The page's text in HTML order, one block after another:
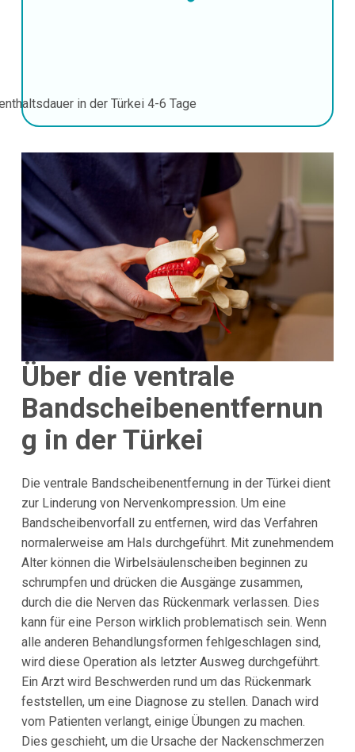
in der Türkei 4-6 Tage
Über die ventrale
Bandscheibenentfernun
g in der Türkei
Die ventrale Bandscheibenentfernung in der Türkei dient
zur Linderung von Nervenkompression. Um eine
Bandscheibenvorfall zu entfernen, wird das Verfahren
normalerweise am Hals durchgeführt. Mit zunehmendem
Alter können die Wirbelsäulenscheiben beginnen zu
schrumpfen und drücken die Ausgänge zusammen,
durch die die Nerven das Rückenmark verlassen. Dies
kann für eine Person wirklich problematisch sein. Wenn
alle anderen Behandlungsformen fehlgeschlagen sind,
wird diese Operation als letzter Ausweg durchgeführt.
Ein Arzt wird Beschwerden rund um das Rückenmark
feststellen, um eine Diagnose zu stellen. Danach wird
vom Patienten verlangt, einige Übungen zu machen.
Dies geschieht, um die Ursache der Nackenschmerzen